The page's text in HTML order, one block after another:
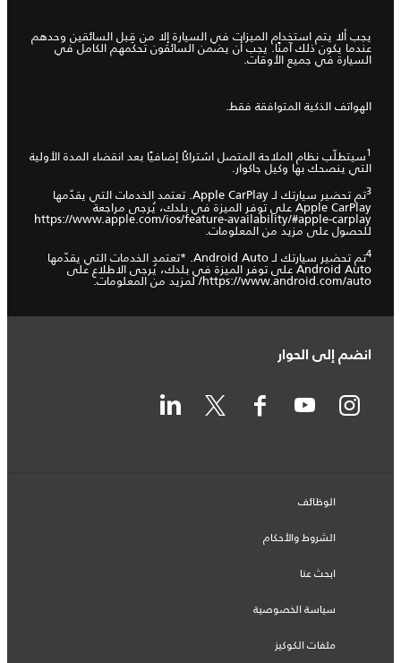
يجب ألا يتم استخدام الميزات في السيارة إلا من قِبل السائقين وحدهم
عندما يكون ذلك آمنًا. يجب أن يضمن السائقون تحكمهم الكامل في
السيارة في جميع الأوقات.
الهواتف الذكية المتوافقة فقط.
1سيتطلّب نظام الملاحة المتصل اشتراكًا إضافيًا بعد انقضاء المدة الأولية
التي ينصحك بها وكيل جاكوار.
3 تم تحضير سيارتك لـ Apple CarPlay. تعتمد الخدمات التي يقدّمها
Apple CarPlay على توفر الميزة في بلدك، يُرجى مراجعة
https://www.apple.com/ios/feature-availability/#apple-carplay
للحصول على مزيد من المعلومات.
4 تم تحضير سيارتك لـ Android Auto. *تعتمد الخدمات التي يقدّمها
Android Auto على توفر الميزة في بلدك، يُرجى الاطلاع على
https://www.android.com/auto/ لمزيد من المعلومات.
انضم إلى الحوار
الوظائف
الشروط والأحكام
ابحث عنا
سياسة الخصوصية
ملفات الكوكيز